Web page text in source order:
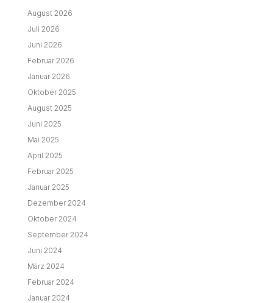
August 2026
Juli 2026
Juni 2026
Februar 2026
Januar 2026
Oktober 2025
August 2025
Juni 2025
Mai 2025
April 2025
Februar 2025
Januar 2025
Dezember 2024
Oktober 2024
September 2024
Juni 2024
März 2024
Februar 2024
Januar 2024